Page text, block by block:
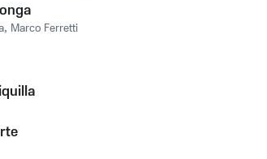
, Marco Ferretti